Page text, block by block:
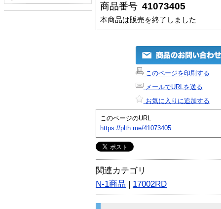
商品番号 41073405
本商品は販売を終了しました
このページを印刷する
メールでURLを送る
お気に入りに追加する
このページのURL
https://plth.me/41073405
関連カテゴリ
N-1商品 | 17002RD